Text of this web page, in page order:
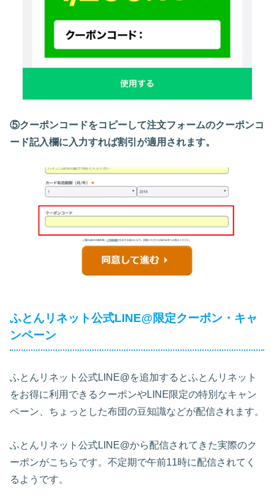
⑤クーポンコードをコピーして注文フォームのクーポンコ
ード記入欄に入力すれば割引が適用されます。
ふとんリネット公式LINE@限定クーポン・キャ
ンペーン
ふとんリネット公式LINE@を追加するとふとんリネット
をお得に利用できるクーポンやLINE限定の特別なキャン
ペーン、ちょっとした布団の豆知識などが配信されます。
ふとんリネット公式LINE@から配信されてきた実際のク
ーポンがこちらです。不定期で午前11時に配信されてく
るようです。